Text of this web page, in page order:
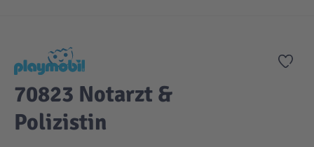
Zur
70823 Notarzt &
Polizistin